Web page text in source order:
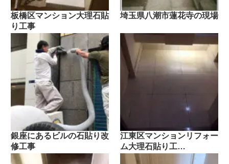
板橋区マンション大理石貼
り工事
埼玉県八潮市蓮花寺の現場
銀座にあるビルの石貼り改
修工事
江東区マンションリフォー
ム大理石貼り工…